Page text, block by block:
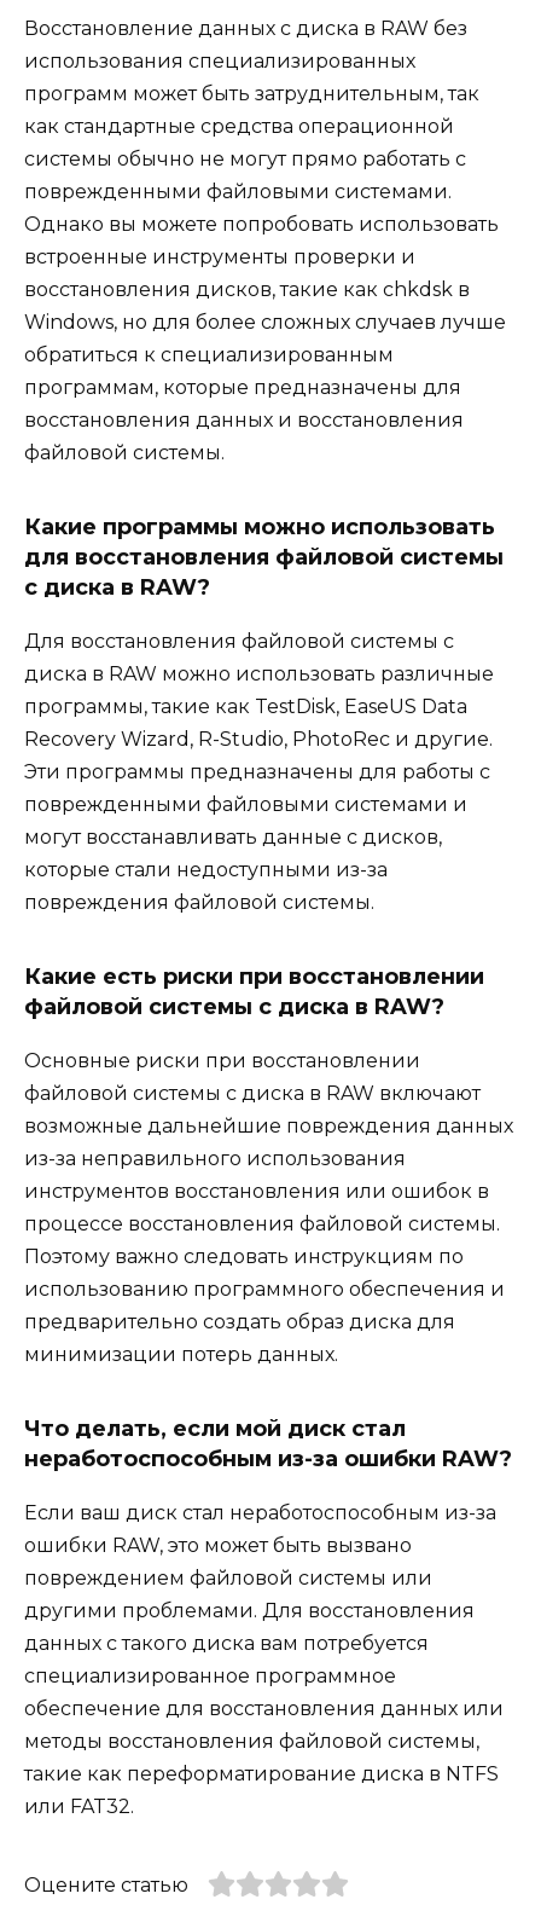
Восстановление данных с диска в RAW без
использования специализированных
программ может быть затруднительным, так
как стандартные средства операционной
системы обычно не могут прямо работать с
поврежденными файловыми системами.
Однако вы можете попробовать использовать
встроенные инструменты проверки и
восстановления дисков, такие как chkdsk в
Windows, но для более сложных случаев лучше
обратиться к специализированным
программам, которые предназначены для
восстановления данных и восстановления
файловой системы.
Какие программы можно использовать
для восстановления файловой системы
с диска в RAW?
Для восстановления файловой системы с
диска в RAW можно использовать различные
программы, такие как TestDisk, EaseUS Data
Recovery Wizard, R-Studio, PhotoRec и другие.
Эти программы предназначены для работы с
поврежденными файловыми системами и
могут восстанавливать данные с дисков,
которые стали недоступными из-за
повреждения файловой системы.
Какие есть риски при восстановлении
файловой системы с диска в RAW?
Основные риски при восстановлении
файловой системы с диска в RAW включают
возможные дальнейшие повреждения данных
из-за неправильного использования
инструментов восстановления или ошибок в
процессе восстановления файловой системы.
Поэтому важно следовать инструкциям по
использованию программного обеспечения и
предварительно создать образ диска для
минимизации потерь данных.
Что делать, если мой диск стал
неработоспособным из-за ошибки RAW?
Если ваш диск стал неработоспособным из-за
ошибки RAW, это может быть вызвано
повреждением файловой системы или
другими проблемами. Для восстановления
данных с такого диска вам потребуется
специализированное программное
обеспечение для восстановления данных или
методы восстановления файловой системы,
такие как переформатирование диска в NTFS
или FAT32.
Оцените статью